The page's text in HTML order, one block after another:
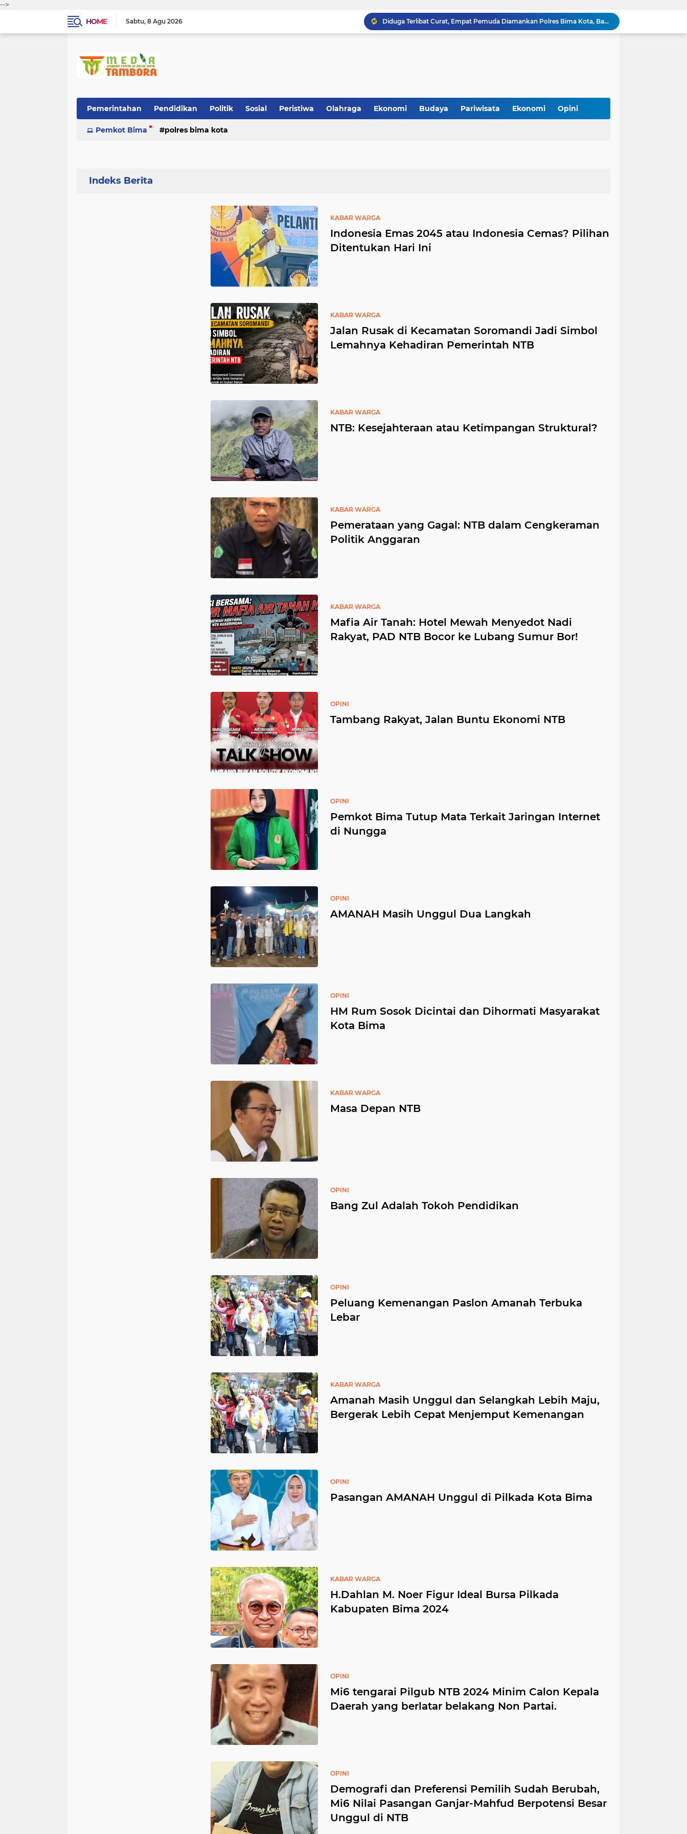
-->
HOME
Sabtu 8 Agu 2026
Unggahan Media Sosial Tuai Polemik, Pemilik Akun Elang Al Fath Minta Maaf kepada Pemain Volly Ball dan Warga Piong
Operasi Senyap Polsek Soromandi! 16 Poket Sabu Siap Edar Disita, Terduga Pengedar Dibekuk
BARDAM NUSA Soroti Proyek Kolam Retensi Amahami, Minta Pelaksana Buka Data dan Pengawasan Diperketat
Pemerintahan Pendidikan Politik Sosial Peristiwa Olahraga Ekonomi Budaya Pariwisata Ekonomi Opini
Pemkot Bima polres bima kota
KABAR WARGA
Indonesia Emas 2045 atau Indonesia Cemas? Pilihan
Ditentukan Hari Ini
KABAR WARGA
Jalan Rusak di Kecamatan Soromandi Jadi Simbol
Lemahnya Kehadiran Pemerintah NTB
KABAR WARGA
NTB: Kesejahteraan atau Ketimpangan Struktural?
KABAR WARGA
Pemerataan yang Gagal: NTB dalam Cengkeraman
Politik Anggaran
KABAR WARGA
Mafia Air Tanah: Hotel Mewah Menyedot Nadi
Rakyat, PAD NTB Bocor ke Lubang Sumur Bor!
OPINI
Tambang Rakyat, Jalan Buntu Ekonomi NTB
OPINI
Pemkot Bima Tutup Mata Terkait Jaringan Internet
di Nungga
OPINI
AMANAH Masih Unggul Dua Langkah
OPINI
HM Rum Sosok Dicintai dan Dihormati Masyarakat
Kota Bima
KABAR WARGA
Masa Depan NTB
OPINI
Bang Zul Adalah Tokoh Pendidikan
OPINI
Peluang Kemenangan Paslon Amanah Terbuka
Lebar
KABAR WARGA
Amanah Masih Unggul dan Selangkah Lebih Maju,
Bergerak Lebih Cepat Menjemput Kemenangan
OPINI
Pasangan AMANAH Unggul di Pilkada Kota Bima
KABAR WARGA
H.Dahlan M. Noer Figur Ideal Bursa Pilkada
Kabupaten Bima 2024
OPINI
️Mi6 tengarai Pilgub NTB 2024 Minim Calon Kepala
Daerah yang berlatar belakang Non Partai.
OPINI
️Demografi dan Preferensi Pemilih Sudah Berubah,
Mi6 Nilai Pasangan Ganjar-Mahfud Berpotensi Besar
Unggul di NTB